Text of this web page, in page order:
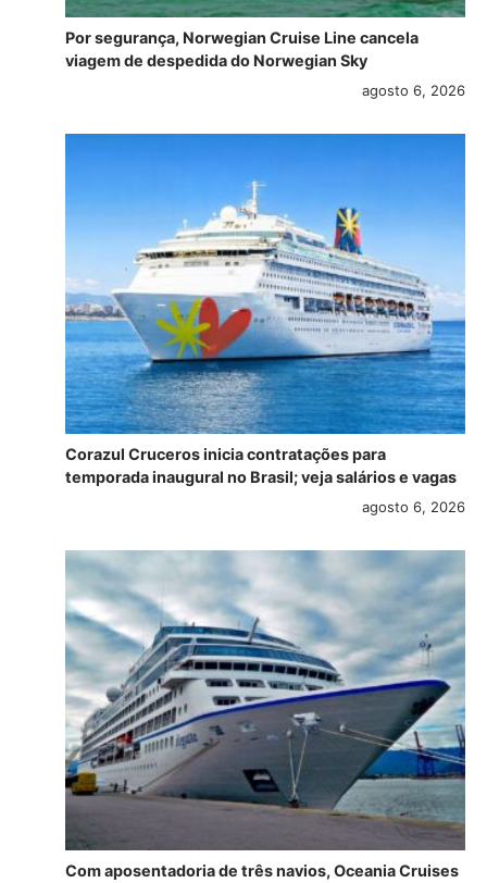
Por segurança, Norwegian Cruise Line cancela
viagem de despedida do Norwegian Sky
agosto 6, 2026
Corazul Cruceros inicia contratações para
temporada inaugural no Brasil; veja salários e vagas
agosto 6, 2026
Com aposentadoria de três navios, Oceania Cruises